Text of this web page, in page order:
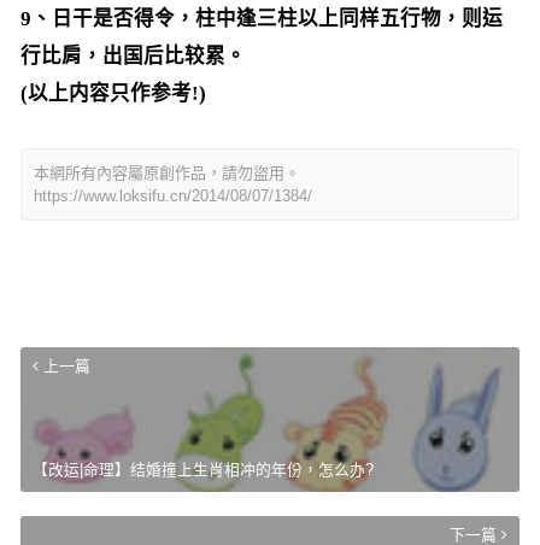
9、日干是否得令，柱中逢三柱以上同样五行物，则运
行比肩，出国后比较累。
(以上内容只作参考!)
本網所有內容屬原創作品，請勿盜用。
https://www.loksifu.cn/2014/08/07/1384/
上一篇
【改运|命理】结婚撞上生肖相冲的年份，怎么办?
下一篇